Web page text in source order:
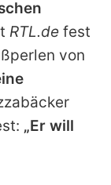
RTL.de fest
von
„Er will